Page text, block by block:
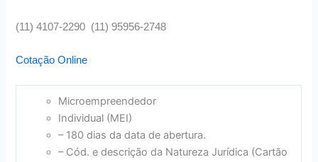
(11) 4107-2290 (11) 95956-2748
Cotação Online
Microempreendedor
Individual (MEI)
– 180 dias da data de abertura.
– Cód. e descrição da Natureza Jurídica (Cartão